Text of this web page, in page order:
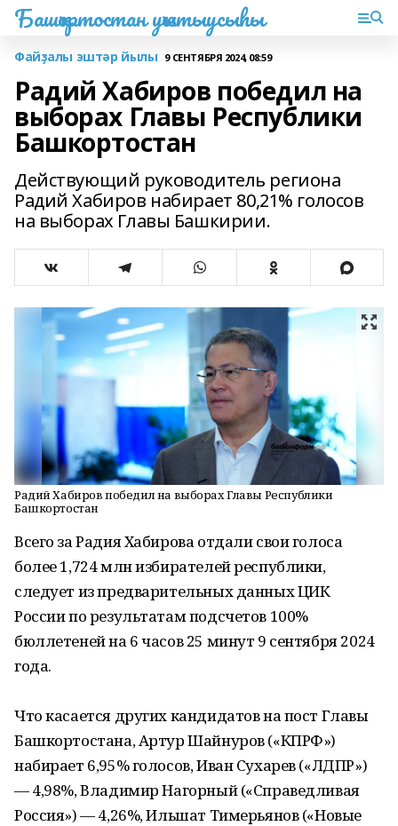
Башҡортостан уҡытыусыһы
Файҙалы эштәр йылы 9 СЕНТЯБРЯ 2024, 08:59
Радий Хабиров победил на
выборах Главы Республики
Башкортостан
Действующий руководитель региона
Радий Хабиров набирает 80,21% голосов
на выборах Главы Башкирии.
Радий Хабиров победил на выборах Главы Республики
Башкортостан
Всего за Радия Хабирова отдали свои голоса
более 1,724 млн избирателей республики,
следует из предварительных данных ЦИК
России по результатам подсчетов 100%
бюллетеней на 6 часов 25 минут 9 сентября 2024
года.
Что касается других кандидатов на пост Главы
Башкортостана, Артур Шайнуров («КПРФ»)
набирает 6,95% голосов, Иван Сухарев («ЛДПР»)
— 4,98%, Владимир Нагорный («Справедливая
Россия») — 4,26%, Ильшат Тимерьянов («Новые